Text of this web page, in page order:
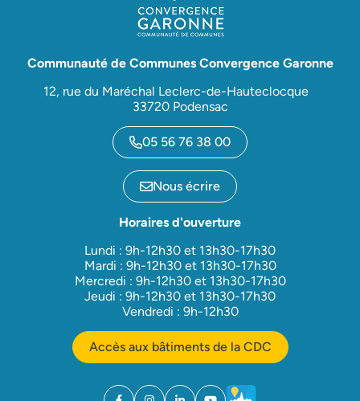
Communauté de Communes Convergence Garonne
12, rue du Maréchal Leclerc-de-Hauteclocque
33720 Podensac
05 56 76 38 00
Nous écrire
Horaires d'ouverture
Lundi : 9h-12h30 et 13h30-17h30
Mardi : 9h-12h30 et 13h30-17h30
Mercredi : 9h-12h30 et 13h30-17h30
Jeudi : 9h-12h30 et 13h30-17h30
Vendredi : 9h-12h30
Accès aux bâtiments de la CDC